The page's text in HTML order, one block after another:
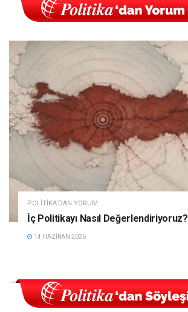
POLITIKA'DAN YORUM
İç Politikayı Nasıl Değerlendiriyoruz?
14 HAZIRAN 2026